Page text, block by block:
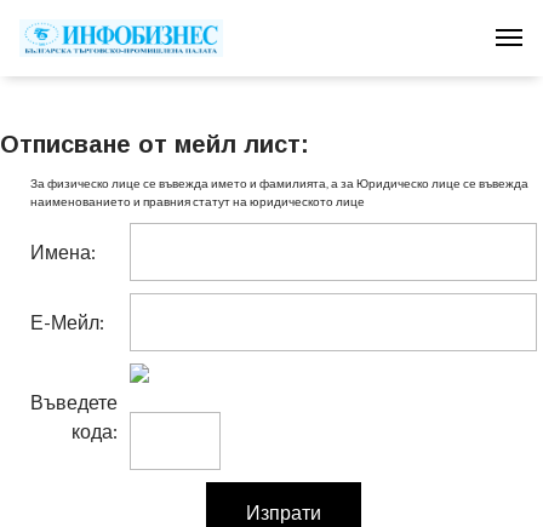
Отписване от мейл лист:
За физическо лице се въвежда името и фамилията, а за Юридическо лице се въвежда
наименованието и правния статут на юридическото лице
Имена:
Е-Мейл:
Въведете
кода: